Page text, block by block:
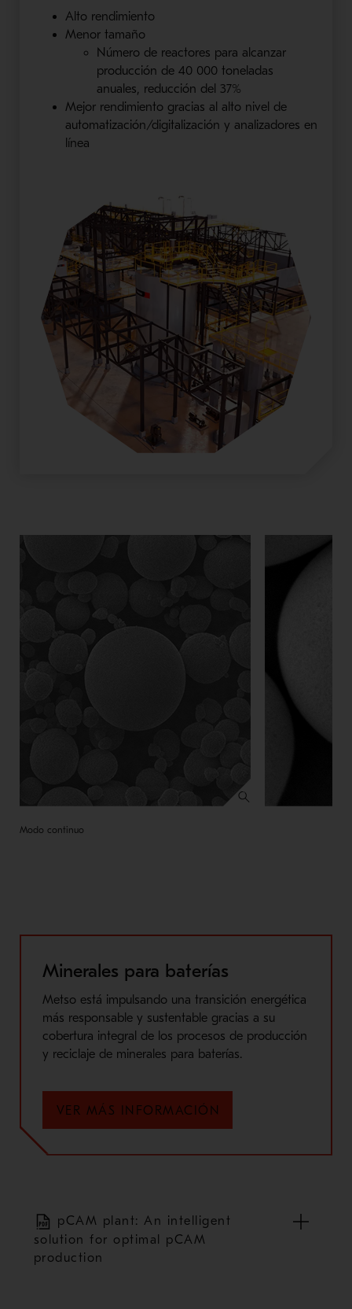
Alto rendimiento
Menor tamaño
Número de reactores para alcanzar
producción de 40 000 toneladas
anuales, reducción del 37%
Mejor rendimiento gracias al alto nivel de
automatización/digitalización y analizadores en
línea
Modo continuo
Minerales para baterías
Metso está impulsando una transición energética
más responsable y sustentable gracias a su
cobertura integral de los procesos de producción
y reciclaje de minerales para baterías.
VER MÁS INFORMACIÓN
pCAM plant: An intelligent
solution for optimal pCAM
production